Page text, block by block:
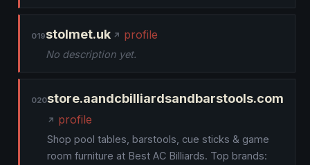
019stolmet.uk profile
No description yet.
020store.aandcbilliardsandbarstools.com
profile
Shop pool tables, barstools, cue sticks & game
room furniture at Best AC Billiards. Top brands: